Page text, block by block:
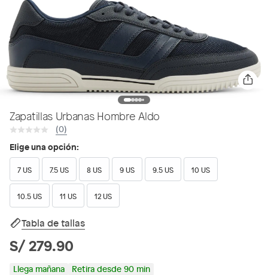
Zapatillas Urbanas Hombre Aldo
(0)
Elige una opción:
7 US 7.5 US 8 US 9 US 9.5 US 10 US
10.5 US 11 US 12 US
Tabla de tallas
S/ 279.90
Llega mañana Retira desde 90 min